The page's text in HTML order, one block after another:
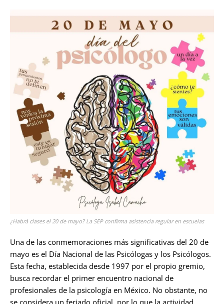
¿Habrá clases el 20 de mayo? La SEP confirma asistencia regular en escuelas
Una de las conmemoraciones más significativas del 20 de
mayo es el Día Nacional de las Psicólogas y los Psicólogos.
Esta fecha, establecida desde 1997 por el propio gremio,
busca recordar el primer encuentro nacional de
profesionales de la psicología en México. No obstante, no